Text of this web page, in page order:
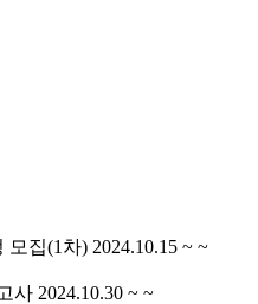
모집(1차) 2024.10.15 ~ ~
사 2024.10.30 ~ ~